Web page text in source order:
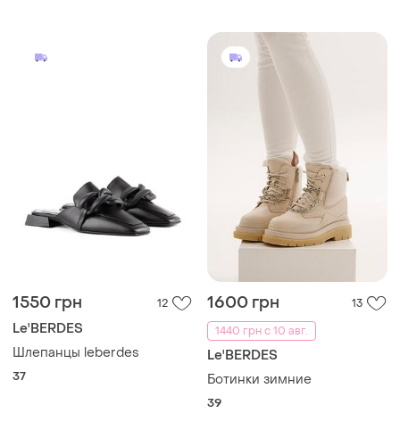
1550 грн 12
Le'BERDES
Шлепанцы leberdes
37
1600 грн
13
1440 грн с 10 авг.
Le'BERDES
Ботинки зимние
39